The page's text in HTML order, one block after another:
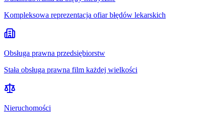
Kompleksowa reprezentacja ofiar błędów lekarskich
Obsługa prawna przedsiębiorstw
Stała obsługa prawna film każdej wielkości
Nieruchomości